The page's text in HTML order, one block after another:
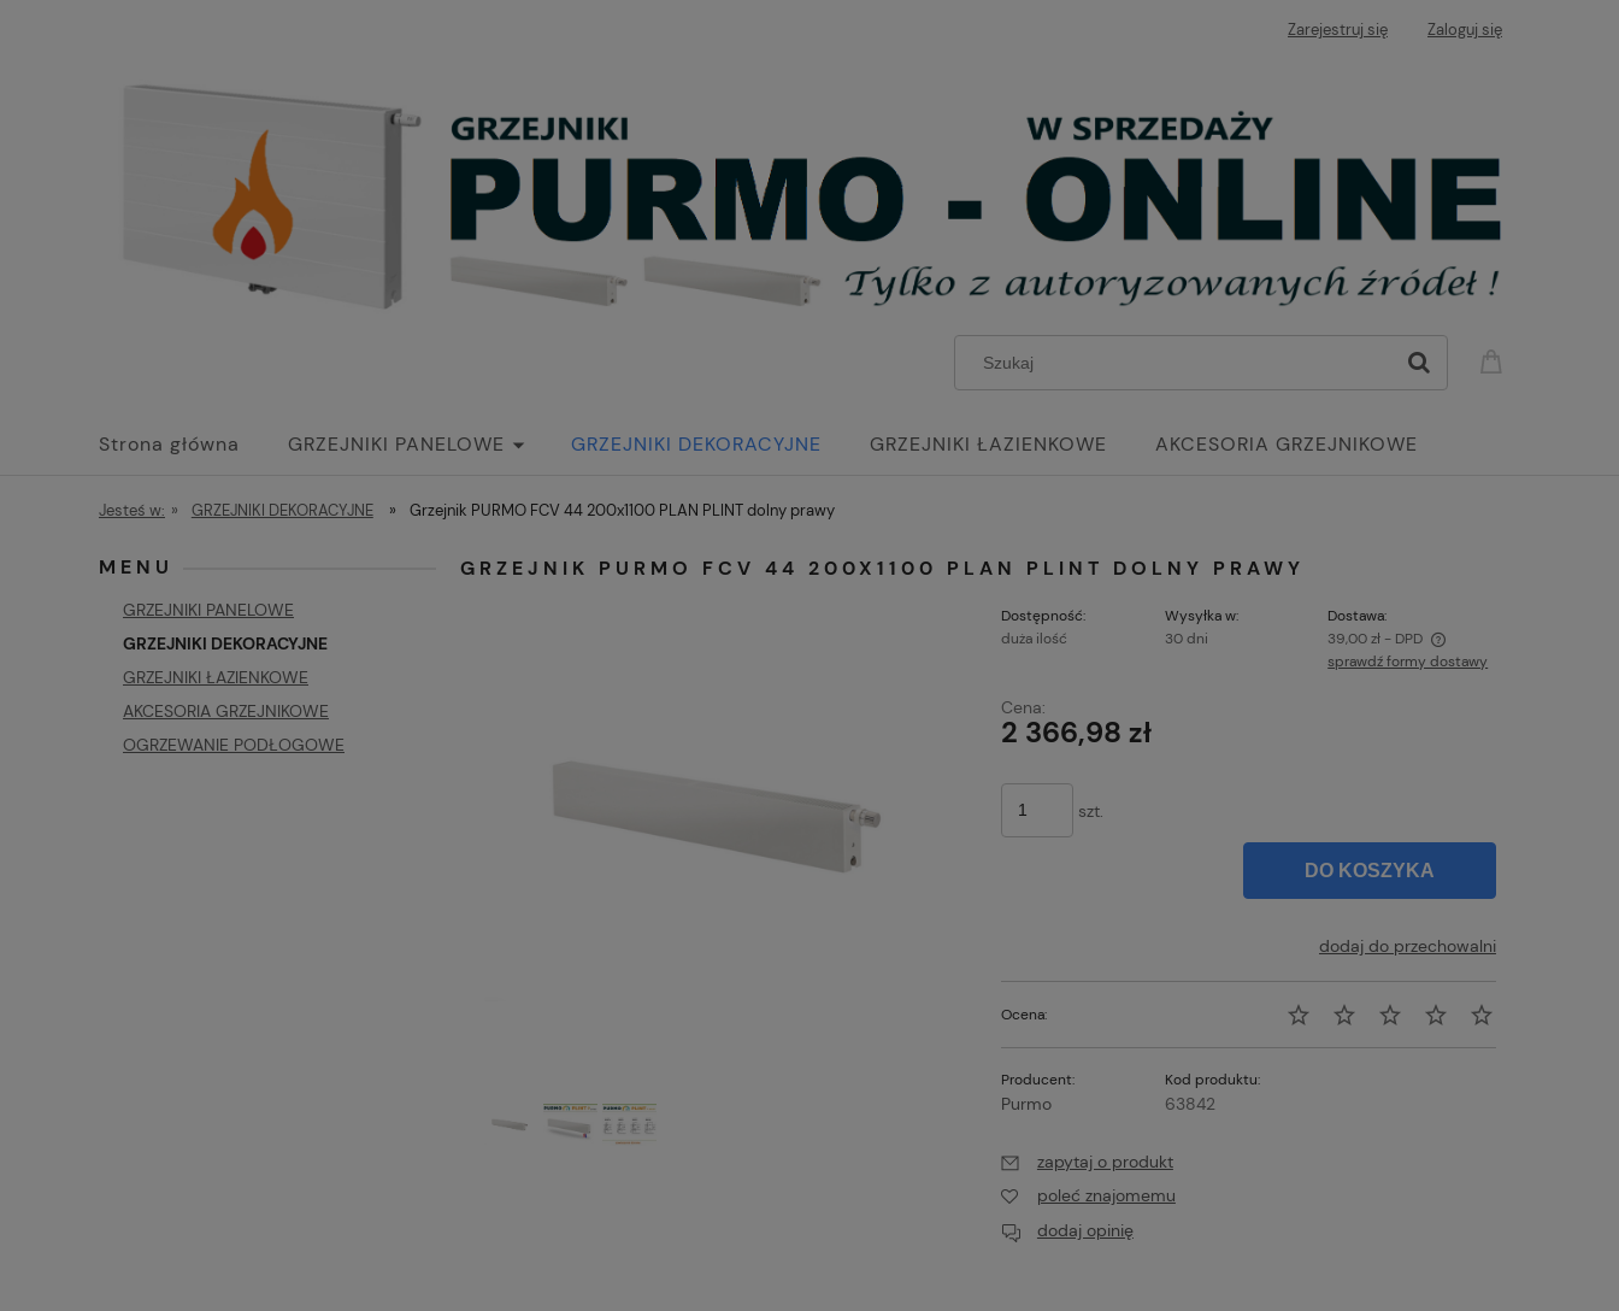
Zarejestruj się Zaloguj się
Strona główna GRZEJNIKI PANELOWE GRZEJNIKI DEKORACYJNE GRZEJNIKI ŁAZIENKOWE AKCESORIA GRZEJNIKOWE
Jesteś w: » GRZEJNIKI DEKORACYJNE » Grzejnik PURMO FCV 44 200x1100 PLAN PLINT dolny prawy
MENU
GRZEJNIKI PANELOWE
GRZEJNIKI DEKORACYJNE
GRZEJNIKI ŁAZIENKOWE
AKCESORIA GRZEJNIKOWE
OGRZEWANIE PODŁOGOWE
GRZEJNIK PURMO FCV 44 200X1100 PLAN PLINT DOLNY PRAWY
Dostępność:
duża ilość
Wysyłka w:
30 dni
Dostawa:
39,00 zł - DPD
sprawdź formy dostawy
Cena:
2 366,98 zł
szt.
DO KOSZYKA
dodaj do przechowalni
Ocena:
Producent:
Purmo
Kod produktu:
63842
zapytaj o produkt
poleć znajomemu
dodaj opinię